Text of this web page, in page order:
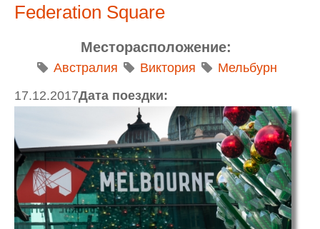
Federation Square
Месторасположение:
Австралия Виктория
Мельбурн
Дата поездки:
17.12.2017